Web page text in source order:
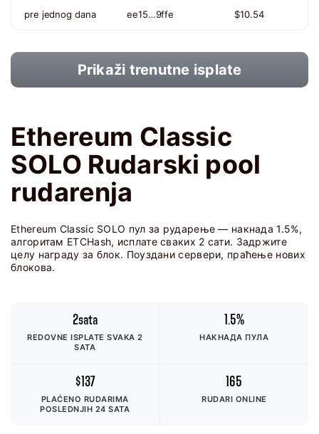
pre jednog dana ee15…9ffe $10.54
Prikaži trenutne isplate
Ethereum Classic
SOLO Rudarski pool
rudarenja
Ethereum Classic SOLO пул за рударење — накнада 1.5%,
алгоритам ETCHash, исплате сваких 2 сати. Задржите
целу награду за блок. Поуздани сервери, праћење нових
блокова.
2sata
REDOVNE ISPLATE SVAKA 2
SATA
1.5%
НАКНАДА ПУЛА
$137
PLAĆENO RUDARIMA
POSLEDNJIH 24 SATA
165
RUDARI ONLINE